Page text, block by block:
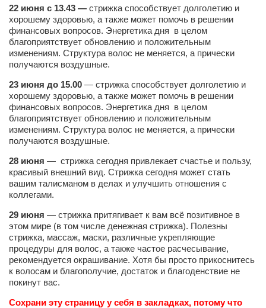
22 июня с 13.43 — стрижка способствует долголетию и
хорошему здоровью, а также может помочь в решении
финансовых вопросов. Энергетика дня в целом
благоприятствует обновлению и положительным
изменениям. Структура волос не меняется, а прически
получаются воздушные.
23 июня до 15.00 — стрижка способствует долголетию и
хорошему здоровью, а также может помочь в решении
финансовых вопросов. Энергетика дня в целом
благоприятствует обновлению и положительным
изменениям. Структура волос не меняется, а прически
получаются воздушные.
28 июня — стрижка сегодня привлекает счастье и пользу,
красивый внешний вид. Стрижка сегодня может стать
вашим талисманом в делах и улучшить отношения с
коллегами.
29 июня — стрижка притягивает к вам всё позитивное в
этом мире (в том числе денежная стрижка). Полезны
стрижка, массаж, маски, различные укрепляющие
процедуры для волос, а также частое расчесывание,
рекомендуется окрашивание. Хотя бы просто прикоснитесь
к волосам и благополучие, достаток и благоденствие не
покинут вас.
Сохрани эту страницу у себя в закладках, потому что